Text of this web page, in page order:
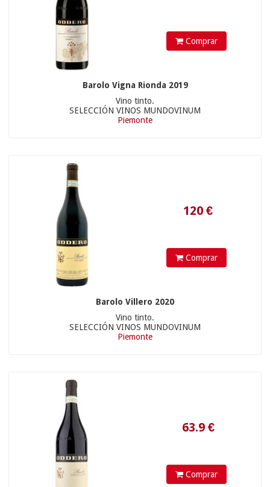
Comprar
Barolo Vigna Rionda 2019
Vino tinto.
SELECCIÓN VINOS MUNDOVINUM
Piemonte
Comprar
Barolo Villero 2020
Vino tinto.
SELECCIÓN VINOS MUNDOVINUM
Piemonte
Comprar